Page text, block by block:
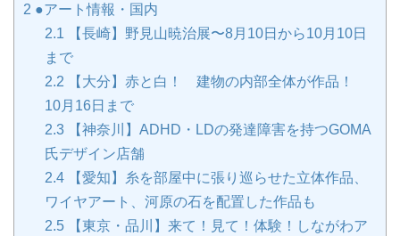
2 ●アート情報・国内
2.1 【長崎】野見山暁治展〜8月10日から10月10日
まで
2.2 【大分】赤と白！ 建物の内部全体が作品！
10月16日まで
2.3 【神奈川】ADHD・LDの発達障害を持つGOMA
氏デザイン店舗
2.4 【愛知】糸を部屋中に張り巡らせた立体作品、
ワイヤアート、河原の石を配置した作品も
2.5 【東京・品川】来て！見て！体験！しながわア